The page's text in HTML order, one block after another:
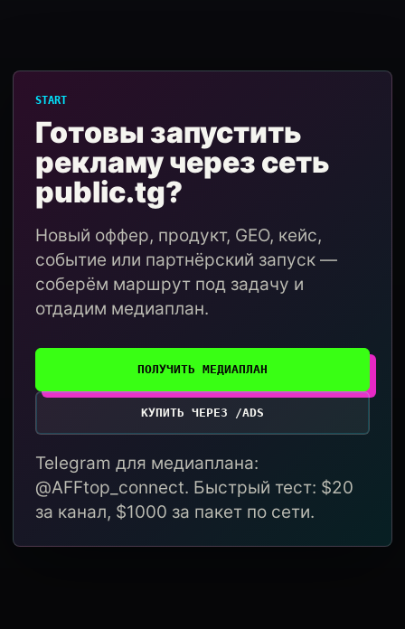
START
Готовы запустить
рекламу через сеть
public.tg?
Новый оффер, продукт, GEO, кейс,
событие или партнёрский запуск —
соберём маршрут под задачу и
отдадим медиаплан.
ПОЛУЧИТЬ МЕДИАПЛАН
КУПИТЬ ЧЕРЕЗ /ADS
Telegram для медиаплана:
@AFFtop_connect. Быстрый тест: $20
за канал, $1000 за пакет по сети.